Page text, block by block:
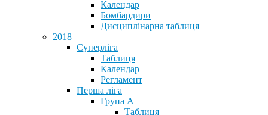
Календар
Бомбардири
Дисциплінарна таблиця
2018
Суперліга
Таблиця
Календар
Регламент
Перша ліга
Група А
Таблиця